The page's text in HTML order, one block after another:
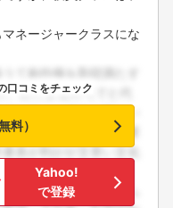
ネージャークラスにな
口コミをチェック
料）
Yahoo!
で登録